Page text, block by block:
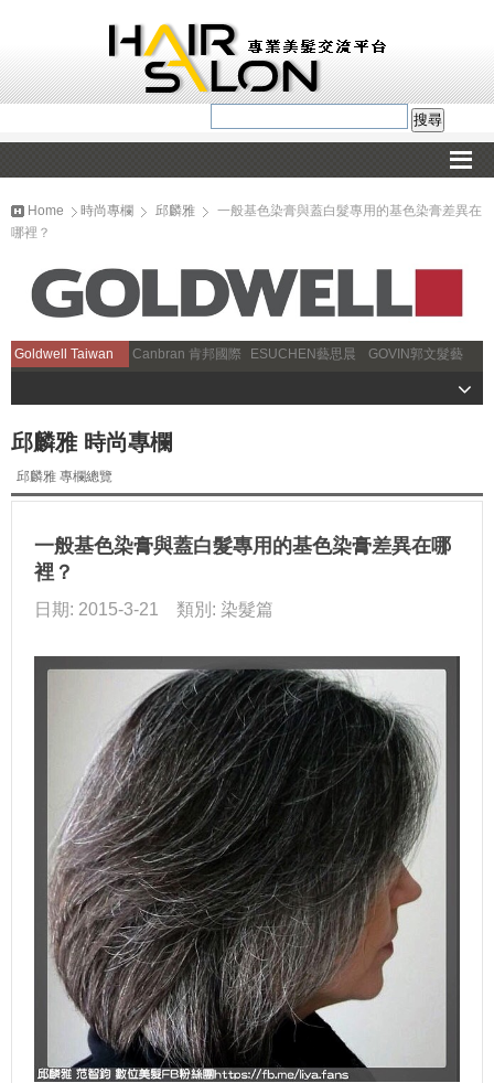
Home 時尚專欄 邱麟雅
一般基色染膏與蓋白髮專用的基色染膏差異在
哪裡？
Goldwell Taiwan Canbran 肯邦國際 ESUCHEN藝思晨 GOVIN郭文髮藝
邱麟雅 時尚專欄
邱麟雅 專欄總覽
一般基色染膏與蓋白髮專用的基色染膏差異在哪
裡？
日期: 2015-3-21 類別: 染髮篇